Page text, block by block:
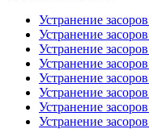
Устранение
Устранение
Устранение
Устранение
Устранение
Устранение
Устранение
Устранение